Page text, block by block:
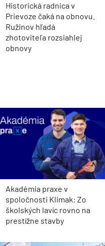
Historická radnica v
Prievoze čaká na obnovu.
Ružinov hľadá
zhotoviteľa rozsiahlej
obnovy
Akadémia praxe v
spoločnosti Klimak: Zo
školských lavíc rovno na
prestížne stavby